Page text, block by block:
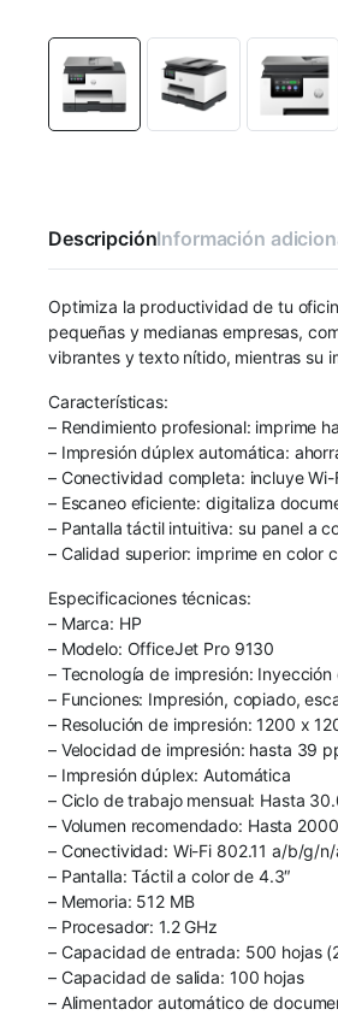
DescripciónInformación
Optimiza la productividad de tu
pequeñas y medianas empresas,
vibrantes y texto nítido, mientras su
Características:
– Rendimiento profesional: imprime
– Impresión dúplex automática:
– Conectividad completa: incluye
– Escaneo eficiente: digitaliza
– Pantalla táctil intuitiva: su panel a
– Calidad superior: imprime en color
Especificaciones técnicas:
– Marca: HP
– Modelo: OfficeJet Pro 9130
– Tecnología de impresión:
– Funciones: Impresión, copiado,
– Resolución de impresión: 1200 x
– Velocidad de impresión: hasta 39
– Impresión dúplex: Automática
– Ciclo de trabajo mensual: Hasta
– Volumen recomendado: Hasta
– Conectividad: Wi-Fi 802.11 a/b/g/
– Pantalla: Táctil a color de 4.3″
– Memoria: 512 MB
– Procesador: 1.2 GHz
– Capacidad de entrada: 500 hojas
– Capacidad de salida: 100 hojas
– Alimentador automático de